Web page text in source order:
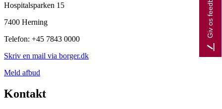
Hospitalsparken 15
7400 Herning
Telefon: +45 7843 0000
Skriv en mail via borger.dk
Meld afbud
Kontakt
Giv os feedback